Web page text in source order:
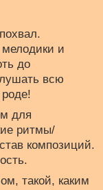
и
до
всю
для
ритмы/
композиций.
такой, каким